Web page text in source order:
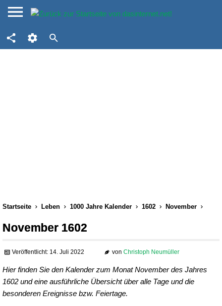
Startseite Leben 1000 Jahre Kalender 1602 November
November 1602
Veröffentlicht: 14. Juli 2022 von Christoph Neumüller
Hier finden Sie den Kalender zum Monat November des Jahres
1602 und eine ausführliche Übersicht über alle Tage und die
besonderen Ereignisse bzw. Feiertage.